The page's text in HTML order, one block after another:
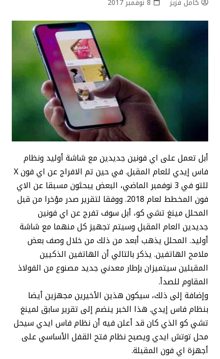
أبل تعمل على اي فونين جديدين مع شاشة أوليد ونظام
فاس إيدي للعام المقبل. في حين تم الافراج عن اي فون X
للتو في 3 نوفمبر الماضي، البعض يبحثون مسبقا عن الاي
فون المخطط لعام 2018. ووفقا لتقرير صدر مؤخرا من قبل
المحلل مينغ تشي كو، أبل سوف تفرج عن اي فونين
جديدين العام المقبل وسيتم تجهيز كل منهما مع شاشة
أوليد. المحلل يذهب أبعد من ذلك من خلال وصف بعض
ملامح الهاتفين. يذكر بالتالي أن الهاتفين الذكيين
المقبلين سيتميزان بإطار معدني جديد مصنوع من الفولاذ
المقاوم للصدأ.
وإضافة إلى ذلك، سيكون هذين الأخيرين مجهزين أيضا
بنظام فاس إيدي. هذا الخبر ينضم إلى تقرير سابق لمينغ
تشي كو الذي كان قد أعلن فيه أن نظام فاس ايدي سيحل
محل توتش ايدي ويصبح نظام فتح القفل الأساسي على
أجهزة اي فون المقبلة.